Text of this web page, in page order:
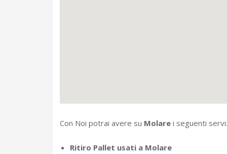
Con Noi potrai avere su Molare i seguenti
Ritiro Pallet usati a Molare